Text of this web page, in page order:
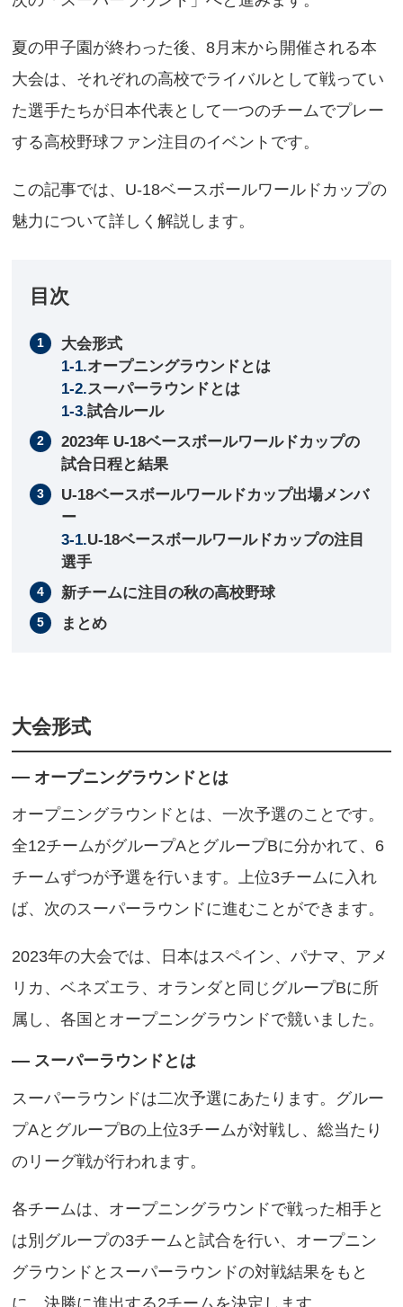
夏の甲子園が終わった後、8月末から開催される本
大会は、それぞれの高校でライバルとして戦ってい
た選手たちが日本代表として一つのチームでプレー
する高校野球ファン注目のイベントです。
この記事では、U-18ベースボールワールドカップの
魅力について詳しく解説します。
目次
大会形式
オープニングラウンドとは
スーパーラウンドとは
試合ルール
2023年 U-18ベースボールワールドカップの
試合日程と結果
U-18ベースボールワールドカップ出場メンバ
ー
U-18ベースボールワールドカップの注目
選手
新チームに注目の秋の高校野球
まとめ
大会形式
オープニングラウンドとは
オープニングラウンドとは、一次予選のことです。
全12チームがグループAとグループBに分かれて、6
チームずつが予選を行います。上位3チームに入れ
ば、次のスーパーラウンドに進むことができます。
2023年の大会では、日本はスペイン、パナマ、アメ
リカ、ベネズエラ、オランダと同じグループBに所
属し、各国とオープニングラウンドで競いました。
スーパーラウンドとは
スーパーラウンドは二次予選にあたります。グルー
プAとグループBの上位3チームが対戦し、総当たり
のリーグ戦が行われます。
各チームは、オープニングラウンドで戦った相手と
は別グループの3チームと試合を行い、オープニン
グラウンドとスーパーラウンドの対戦結果をもと
に、決勝に進出する2チームを決定します。